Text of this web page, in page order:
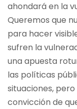
ahondará en la
Queremos que
para hacer
sufren la
una apuesta
las políticas
situaciones,
convicción de